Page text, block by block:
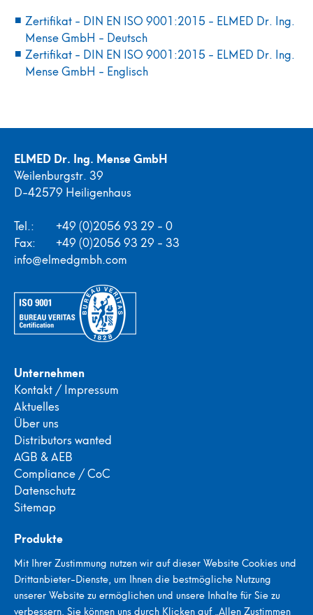
Zertifikat - DIN EN ISO 9001:2015 - ELMED Dr. Ing.
Mense GmbH - Deutsch
Zertifikat - DIN EN ISO 9001:2015 - ELMED Dr. Ing.
Mense GmbH - Englisch
ELMED Dr. Ing. Mense GmbH
Weilenburgstr. 39
D-42579 Heiligenhaus
Tel.:
+49 (0)2056 93 29 - 0
Fax:
+49 (0)2056 93 29 - 33
info@elmedgmbh.com
Unternehmen
Kontakt / Impressum
Aktuelles
Über uns
Distributors wanted
AGB & AEB
Compliance / CoC
Datenschutz
Sitemap
Produkte
Portable Porenprüfgeräte
Stationäre Porenprüfgeräte
Stroboskope
Metallsuchgeräte
Mit Ihrer Zustimmung nutzen wir auf dieser Website Cookies und
Drittanbieter-Dienste, um Ihnen die bestmögliche Nutzung
unserer Website zu ermöglichen und unsere Inhalte für Sie zu
verbessern. Sie können uns durch Klicken auf „Allen Zustimmen